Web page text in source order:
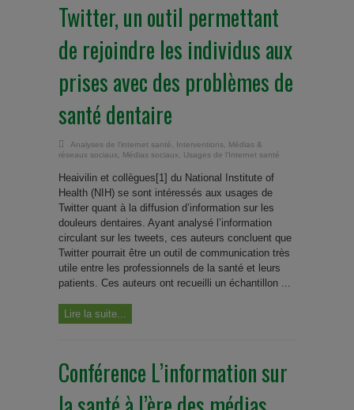
Twitter, un outil permettant
de rejoindre les individus aux
prises avec des problèmes de
santé dentaire
Analyses de l'internet santé Interventions
Médias &
réseaux sociaux
Médias sociaux Usages de l'Internet santé
Heaivilin et collègues[1] du National Institute of
Health (NIH) se sont intéressés aux usages de
Twitter quant à la diffusion d’information sur les
douleurs dentaires. Ayant analysé l’information
circulant sur les tweets, ces auteurs concluent que
Twitter pourrait être un outil de communication très
utile entre les professionnels de la santé et leurs
patients. Ces auteurs ont recueilli un échantillon ...
Lire la suite...
Conférence L’information sur